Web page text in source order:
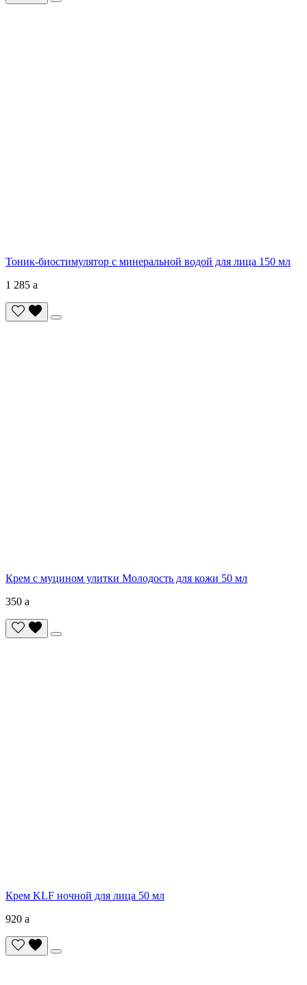
Тоник-биостимулятор с минеральной водой для лица 150 мл
1 285 a
Крем с муцином улитки Молодость для кожи 50 мл
350 a
Крем KLF ночной для лица 50 мл
920 a